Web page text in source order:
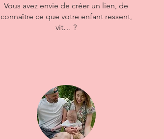
Vous avez envie de créer un lien, de
connaître ce que votre enfant ressent,
vit… ?